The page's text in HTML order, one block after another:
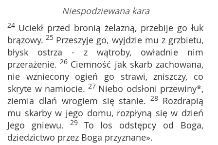
Niespodziewana kara
24 Uciekł przed bronią żelazną, przebije go łuk
brązowy. 25 Przeszyje go, wyjdzie mu z grzbietu,
błysk ostrza - z wątroby, owładnie nim
przerażenie. 26 Ciemność jak skarb zachowana,
nie wzniecony ogień go strawi, zniszczy, co
skryte w namiocie. 27 Niebo odsłoni przewiny*,
ziemia dlań wrogiem się stanie. 28 Rozdrapią
mu skarby w jego domu, rozpłyną się w dzień
Jego gniewu. 29 To los odstępcy od Boga,
dziedzictwo przez Boga przyznane».